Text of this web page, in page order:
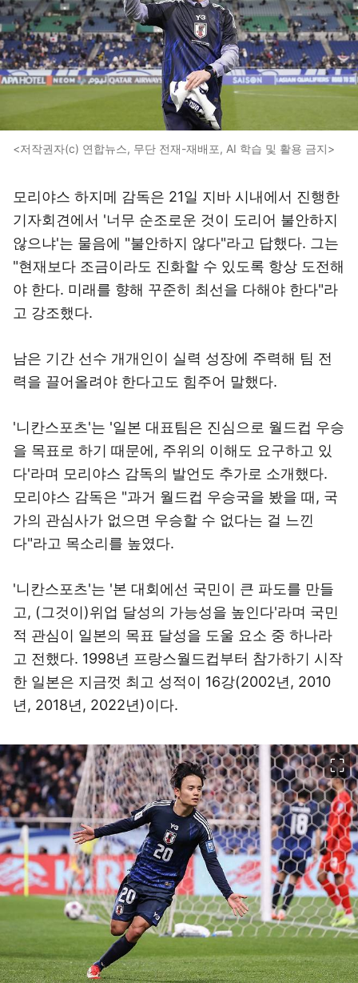
<저작권자(c) 연합뉴스, 무단 전재-재배포, AI 학습 및 활용 금지>
모리야스 하지메 감독은 21일 지바 시내에서 진행한
기자회견에서 '너무 순조로운 것이 도리어 불안하지
않으냐'는 물음에 "불안하지 않다"라고 답했다. 그는
"현재보다 조금이라도 진화할 수 있도록 항상 도전해
야 한다. 미래를 향해 꾸준히 최선을 다해야 한다"라
고 강조했다.
남은 기간 선수 개개인이 실력 성장에 주력해 팀 전
력을 끌어올려야 한다고도 힘주어 말했다.
'니칸스포츠'는 '일본 대표팀은 진심으로 월드컵 우승
을 목표로 하기 때문에, 주위의 이해도 요구하고 있
다'라며 모리야스 감독의 발언도 추가로 소개했다.
모리야스 감독은 "과거 월드컵 우승국을 봤을 때, 국
가의 관심사가 없으면 우승할 수 없다는 걸 느낀
다"라고 목소리를 높였다.
'니칸스포츠'는 '본 대회에선 국민이 큰 파도를 만들
고, (그것이)위업 달성의 가능성을 높인다'라며 국민
적 관심이 일본의 목표 달성을 도울 요소 중 하나라
고 전했다. 1998년 프랑스월드컵부터 참가하기 시작
한 일본은 지금껏 최고 성적이 16강(2002년, 2010
년, 2018년, 2022년)이다.